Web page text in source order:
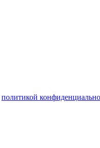
политикой